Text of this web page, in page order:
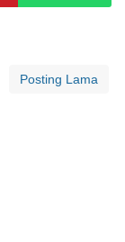
Posting Lama